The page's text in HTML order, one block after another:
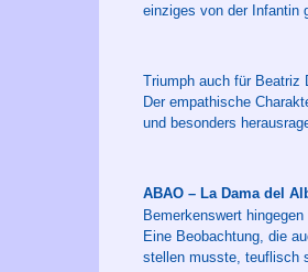
einziges von der Infantin
Triumph auch für Beatriz
Der empathische
und besonders
ABAO – La Dama del
Bemerkenswert
Eine Beobachtung, die
stellen musste, teuflisch